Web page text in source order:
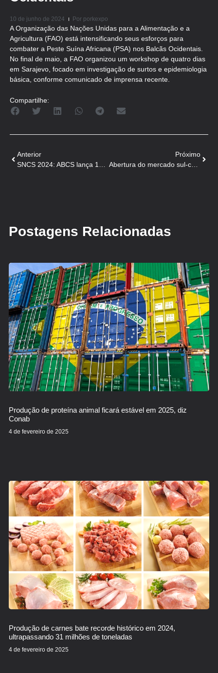
10 de junho de 2024 Por porkexpo
A Organização das Nações Unidas para a Alimentação e a
Agricultura (FAO) está intensificando seus esforços para
combater a Peste Suína Africana (PSA) nos Balcãs Ocidentais.
No final de maio, a FAO organizou um workshop de quatro dias
em Sarajevo, focado em investigação de surtos e epidemiologia
básica, conforme comunicado de imprensa recente.
Compartilhe:
Anterior
Próximo
Abertura do mercado sul-coreano para subprodutos suínos destinados à alimentação animal
Postagens Relacionadas
Produção de proteína animal ficará estável em 2025, diz
Conab
4 de fevereiro de 2025
Produção de carnes bate recorde histórico em 2024,
ultrapassando 31 milhões de toneladas
4 de fevereiro de 2025